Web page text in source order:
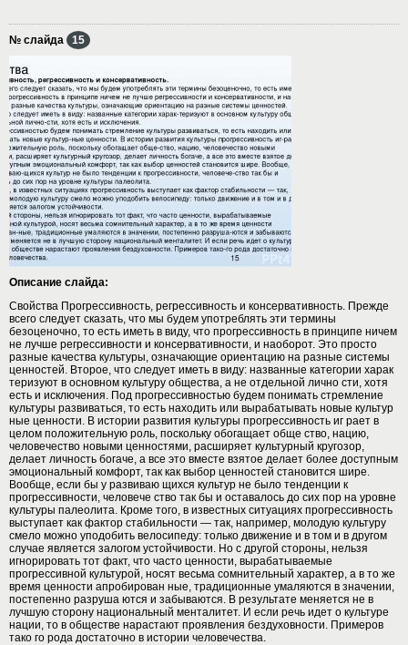
№ слайда 15
Описание слайда:
Свойства Прогрессивность, регрессивность и консервативность. Прежде
всего следует сказать, что мы будем употреблять эти термины
безоценочно, то есть иметь в виду, что прогрессивность в принципе ничем
не лучше регрессивности и консервативности, и наоборот. Это просто
разные качества культуры, означающие ориентацию на разные системы
ценностей. Второе, что следует иметь в виду: названные категории харак
теризуют в основном культуру общества, а не отдельной лично сти, хотя
есть и исключения. Под прогрессивностью будем понимать стремление
культуры развиваться, то есть находить или вырабатывать новые культур
ные ценности. В истории развития культуры прогрессивность иг рает в
целом положительную роль, поскольку обогащает обще ство, нацию,
человечество новыми ценностями, расширяет культурный кругозор,
делает личность богаче, а все это вместе взятое делает более доступным
эмоциональный комфорт, так как выбор ценностей становится шире.
Вообще, если бы у развиваю щихся культур не было тенденции к
прогрессивности, человече ство так бы и оставалось до сих пор на уровне
культуры палеолита. Кроме того, в известных ситуациях прогрессивность
выступает как фактор стабильности — так, например, молодую культуру
смело можно уподобить велосипеду: только движение и в том и в другом
случае является залогом устойчивости. Но с другой стороны, нельзя
игнорировать тот факт, что часто ценности, вырабатываемые
прогрессивной культурой, носят весьма сомнительный характер, а в то же
время ценности апробирован ные, традиционные умаляются в значении,
постепенно разруша ются и забываются. В результате меняется не в
лучшую сторону национальный менталитет. И если речь идет о культуре
нации, то в обществе нарастают проявления бездуховности. Примеров
тако го рода достаточно в истории человечества.